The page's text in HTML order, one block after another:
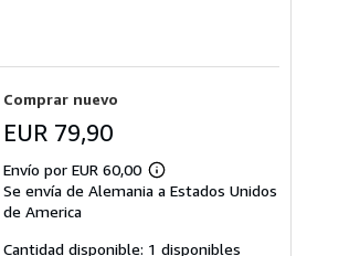
Comprar nuevo
EUR 79,90
Envío por EUR 60,00
Más
información
tarifas
Se envía de Alemania a Estados Unidos
de America
Cantidad disponible: 1 disponibles